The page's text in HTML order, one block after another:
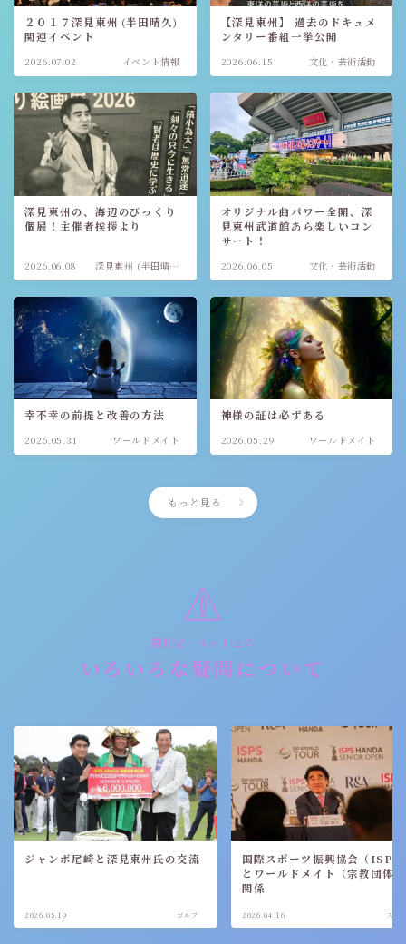
２０１７深見東州 (半田晴久)
関連イベント
2026.07.02 イベント情報
【深見東州】 過去のドキュメ
ンタリー番組一挙公開
2026.06.15 文化・芸術活動
深見東州の、海辺のびっくり
個展！主催者挨拶より
2026.06.08
深見東州 (半田晴
久)
オリジナル曲パワー全開、深
見東州武道館あら楽しいコン
サート！
2026.06.05 文化・芸術活動
幸不幸の前提と改善の方法
2026.05.31 ワールドメイト
神様の証は必ずある
2026.05.29 ワールドメイト
もっと見る
週刊誌・ネット上の
いろいろな疑問について
ジャンボ尾崎と深見東州氏の交流
2026.05.19 ゴルフ
国際スポーツ振興協会（ISPS
とワールドメイト（宗教団体
関係
2026.04.16 スポ